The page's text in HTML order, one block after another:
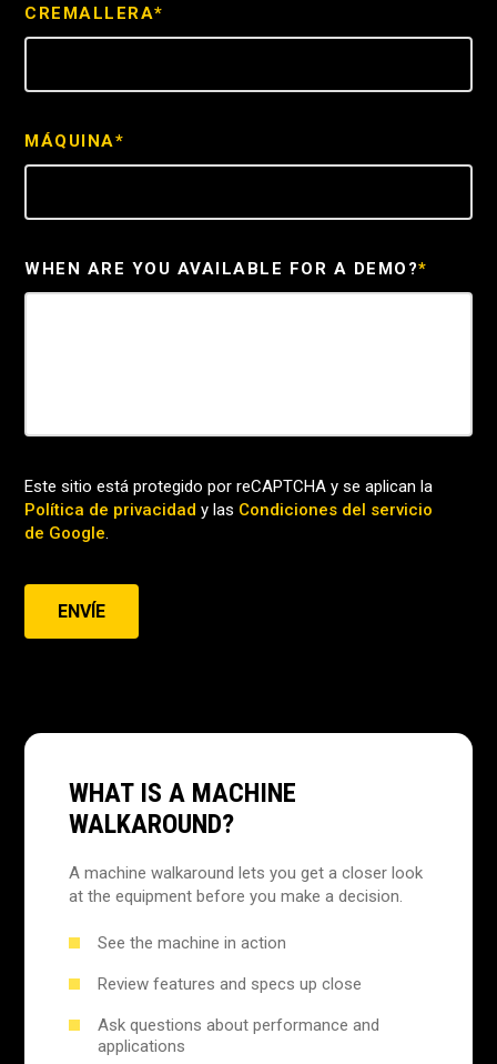
CREMALLERA*
MÁQUINA*
WHEN ARE YOU AVAILABLE FOR A DEMO?*
Este sitio está protegido por reCAPTCHA y se aplican la
Política de privacidad y las Condiciones del servicio
de Google.
ENVÍE
WHAT IS A MACHINE
WALKAROUND?
A machine walkaround lets you get a closer look
at the equipment before you make a decision.
See the machine in action
Review features and specs up close
Ask questions about performance and
applications